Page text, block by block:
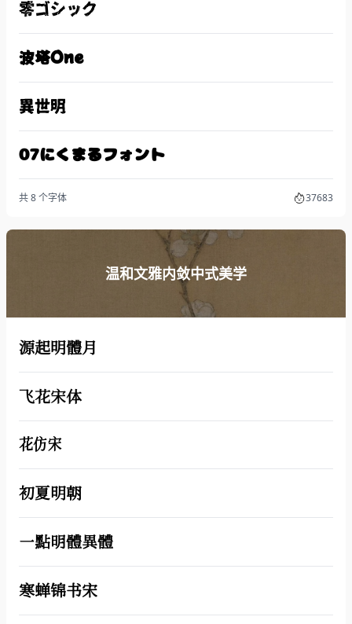
零ゴシック
波塔One
異世明
07にくまるフォント
共 8 个字体 37683
温和文雅内敛中式美学
源起明體月
飞花宋体
花仿宋
初夏明朝
一點明體異體
寒蝉锦书宋